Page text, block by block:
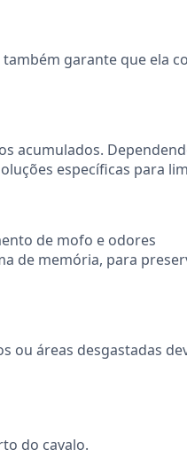
garante que ela
acumulados.
específicas para
de mofo e odores
de memória, para
ou áreas desgastadas
do cavalo.